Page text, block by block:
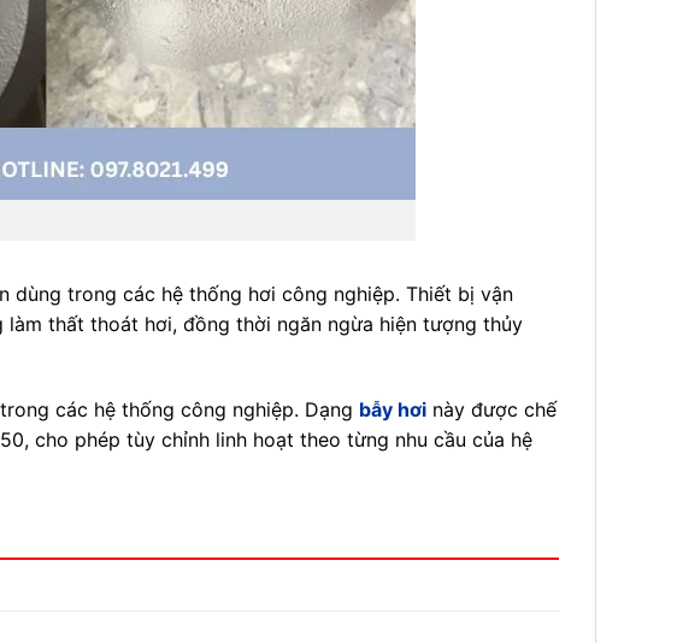
dùng trong các hệ thống hơi công nghiệp. Thiết bị vận
thất thoát hơi, đồng thời ngăn ngừa hiện tượng thủy
các hệ thống công nghiệp. Dạng bẫy hơi này được chế
cho phép tùy chỉnh linh hoạt theo từng nhu cầu của hệ